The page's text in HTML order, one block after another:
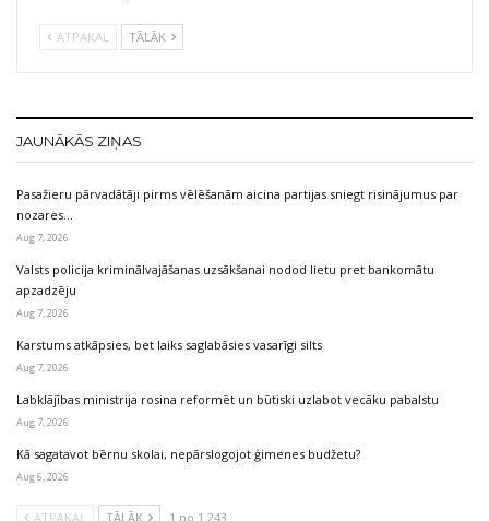
ATPAKAĻ TĀLĀK
JAUNĀKĀS ZIŅAS
Pasažieru pārvadātāji pirms vēlēšanām aicina partijas sniegt risinājumus par
nozares…
Aug 7, 2026
Valsts policija kriminālvajāšanas uzsākšanai nodod lietu pret bankomātu
apzadzēju
Aug 7, 2026
Karstums atkāpsies, bet laiks saglabāsies vasarīgi silts
Aug 7, 2026
Labklājības ministrija rosina reformēt un būtiski uzlabot vecāku pabalstu
Aug 7, 2026
Kā sagatavot bērnu skolai, nepārslogojot ģimenes budžetu?
Aug 6, 2026
ATPAKAĻ TĀLĀK 1 no 1 243